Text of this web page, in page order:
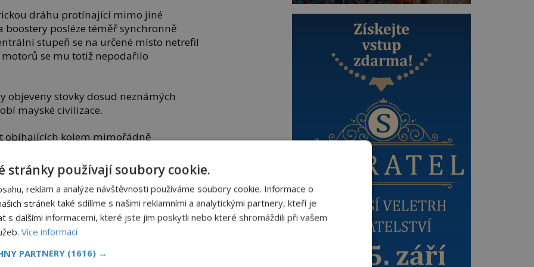
dráhu protínající mimo jiné
boostery posléze téměř synchronně
stupeň se na určené místo netrefil
se mu totiž nepodařilo
objeveny stovky dosud neznámých
mayské civilizace.
obíhajících kolem mimořádně
TRAPPIST-1 ukázala, že tělesa jsou
a mohou nést dokonce větší množství
stránky používají soubory cookie.
reklam a analýze návštěvnosti používáme soubory cookie. Informace o
stránek také sdílíme s našimi reklamními a analytickými partnery, kteří je
s dalšími informacemi, které jste jim poskytli nebo které shromáždili při vašem
Více informací
PARTNERY (1616) →